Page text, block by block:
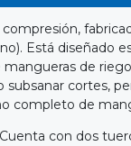
Está diseñado
de
cortes,
completo de
con dos